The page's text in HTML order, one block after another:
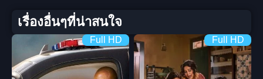
เรื่องอื่นๆที่น่าสนใจ
Full HD Full HD